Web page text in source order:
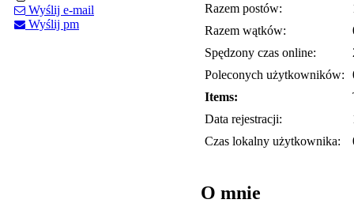
Wyślij e-mail
Wyślij pm
Razem postów:
Razem wątków:
Spędzony czas online:
Poleconych użytkowników:
Items:
Data rejestracji:
Czas lokalny użytkownika:
O mnie